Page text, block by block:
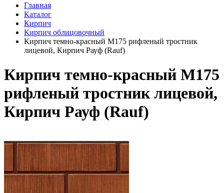
Главная
Каталог
Кирпич
Кирпич облицовочный
Кирпич темно-красный М175 рифленый тростник
лицевой, Кирпич Рауф (Rauf)
Кирпич темно-красный М175
рифленый тростник лицевой,
Кирпич Рауф (Rauf)